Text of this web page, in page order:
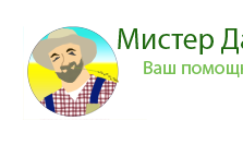
контенту